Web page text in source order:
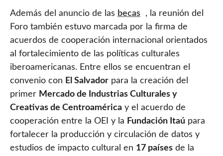
Además del anuncio de las becas
, la reunión del
Foro también estuvo marcada por la firma de
acuerdos de cooperación internacional orientados
al fortalecimiento de las políticas culturales
iberoamericanas. Entre ellos se encuentran el
convenio con El Salvador para la creación del
primer Mercado de Industrias Culturales y
Creativas de Centroamérica y el acuerdo de
cooperación entre la OEI y la Fundación Itaú para
fortalecer la producción y circulación de datos y
estudios de impacto cultural en 17 países de la